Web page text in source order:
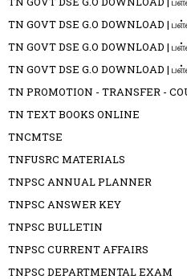
TN GOVT DSE G.O DOWNLOAD |
TN GOVT DSE G.O DOWNLOAD |
TN GOVT DSE G.O DOWNLOAD |
TN PROMOTION - TRANSFER -
TN TEXT BOOKS ONLINE
TNCMTSE
TNFUSRC MATERIALS
TNPSC ANNUAL PLANNER
TNPSC ANSWER KEY
TNPSC BULLETIN
TNPSC CURRENT AFFAIRS
TNPSC DEPARTMENTAL EXAM